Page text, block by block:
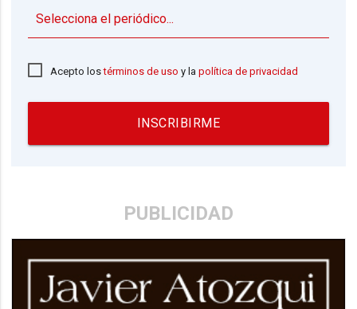
Acepto lostérminos de uso y lapolítica de privacidad
INSCRIBIRME
PUBLICIDAD